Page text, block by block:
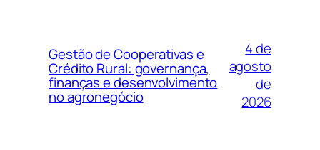
Gestão de Cooperativas e
Crédito Rural: governança,
finanças e desenvolvimento
no agronegócio
4 de
agosto
de
2026